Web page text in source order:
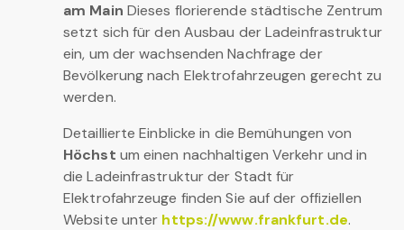
am Main Dieses florierende städtische Zentrum
setzt sich für den Ausbau der Ladeinfrastruktur
ein, um der wachsenden Nachfrage der
Bevölkerung nach Elektrofahrzeugen gerecht zu
werden.
Detaillierte Einblicke in die Bemühungen von
Höchst um einen nachhaltigen Verkehr und in
die Ladeinfrastruktur der Stadt für
Elektrofahrzeuge finden Sie auf der offiziellen
Website unter https://www.frankfurt.de.